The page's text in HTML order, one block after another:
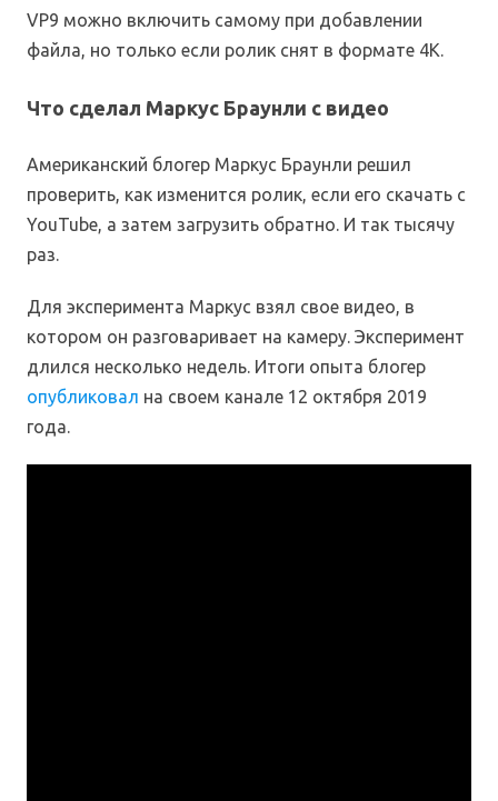
VP9 можно включить самому при добавлении
файла, но только если ролик снят в формате 4К.
Что сделал Маркус Браунли с видео
Американский блогер Маркус Браунли решил
проверить, как изменится ролик, если его скачать с
YouTube, а затем загрузить обратно. И так тысячу
раз.
Для эксперимента Маркус взял свое видео, в
котором он разговаривает на камеру. Эксперимент
длился несколько недель. Итоги опыта блогер
опубликовал на своем канале 12 октября 2019
года.